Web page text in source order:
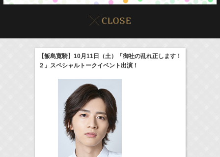
本日の出演情報8/6(Thu) イベント販売情報
【飯島寛騎】10月11日（土）「御社の乱れ正します！
２」スペシャルトークイベント出演！